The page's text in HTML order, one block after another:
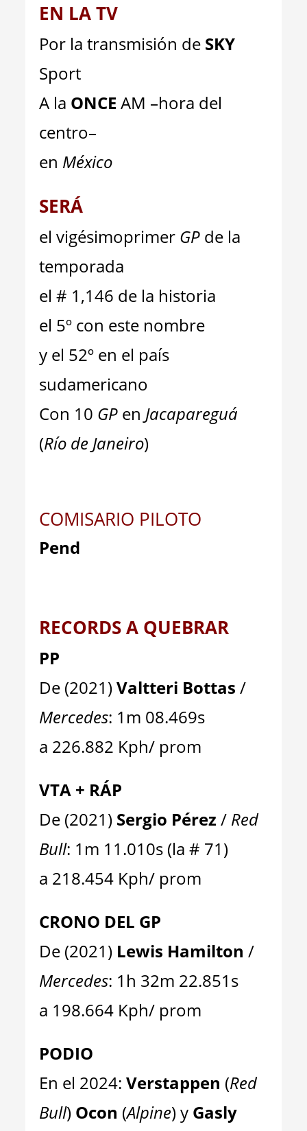
EN LA TV
Por la transmisión de SKY
Sport
A la ONCEAM –hora del
centro–
en México
SERÁ
el vigésimoprimer GP de la
temporada
el # 1,146 de la historia
el 5º con este nombre
y el 52º en el país
sudamericano
Con 10 GP en Jacapareguá
(Río de Janeiro)
COMISARIO PILOTO
Pend
RECORDS A QUEBRAR
PP
De (2021)Valtteri Bottas /
Mercedes: 1m 08.469s
a 226.882 Kph/ prom
VTA + RÁP
De (2021) Sergio Pérez / Red
Bull: 1m 11.010s (la # 71)
a 218.454 Kph/ prom
CRONO DEL GP
De (2021) Lewis Hamilton /
Mercedes: 1h 32m 22.851s
a 198.664 Kph/ prom
PODIO
En el 2024: Verstappen (Red
Bull) Ocon (Alpine) y Gasly